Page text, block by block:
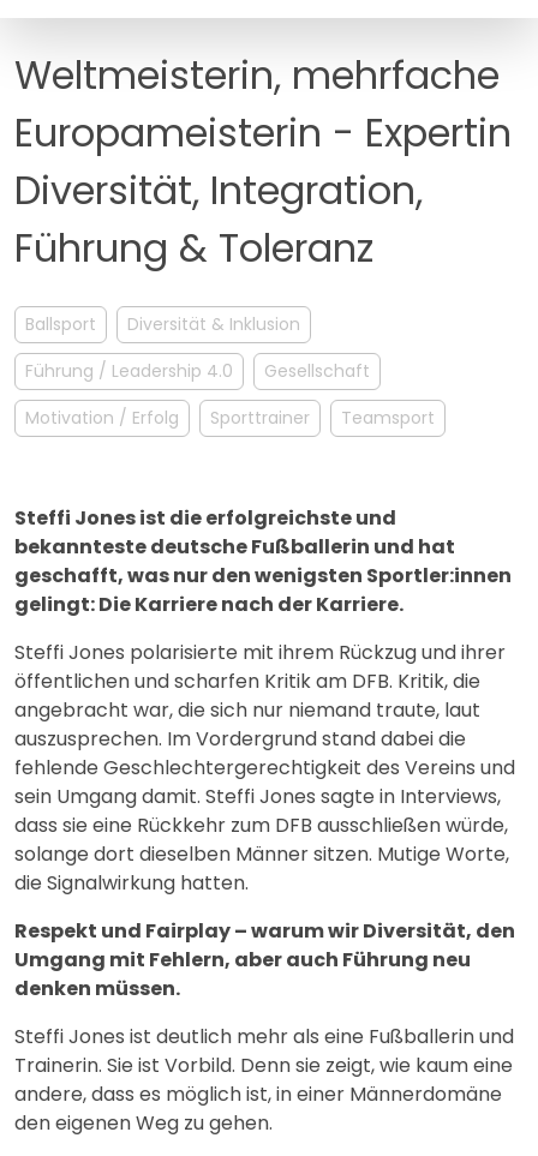
MANAGEMENT
Weltmeisterin, mehrfache
Europameisterin - Expertin
Diversität, Integration,
Führung & Toleranz
Ballsport
Diversität & Inklusion
Führung / Leadership 4.0
Gesellschaft
Motivation / Erfolg
Sporttrainer Teamsport
Steffi Jones ist die erfolgreichste und
bekannteste deutsche Fußballerin und hat
geschafft, was nur den wenigsten Sportler:innen
gelingt: Die Karriere nach der Karriere.
Steffi Jones polarisierte mit ihrem Rückzug und ihrer
öffentlichen und scharfen Kritik am DFB. Kritik, die
angebracht war, die sich nur niemand traute, laut
auszusprechen. Im Vordergrund stand dabei die
fehlende Geschlechtergerechtigkeit des Vereins und
sein Umgang damit. Steffi Jones sagte in Interviews,
dass sie eine Rückkehr zum DFB ausschließen würde,
solange dort dieselben Männer sitzen. Mutige Worte,
die Signalwirkung hatten.
Respekt und Fairplay – warum wir Diversität, den
Umgang mit Fehlern, aber auch Führung neu
denken müssen.
Steffi Jones ist deutlich mehr als eine Fußballerin und
Trainerin. Sie ist Vorbild. Denn sie zeigt, wie kaum eine
andere, dass es möglich ist, in einer Männerdomäne
den eigenen Weg zu gehen.